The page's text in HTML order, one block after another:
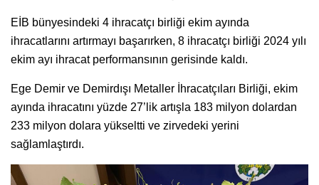
EİB bünyesindeki 4 ihracatçı birliği ekim ayında
ihracatlarını artırmayı başarırken, 8 ihracatçı birliği 2024 yılı
ekim ayı ihracat performansının gerisinde kaldı.
Ege Demir ve Demirdışı Metaller İhracatçıları Birliği, ekim
ayında ihracatını yüzde 27’lik artışla 183 milyon dolardan
233 milyon dolara yükseltti ve zirvedeki yerini
sağlamlaştırdı.